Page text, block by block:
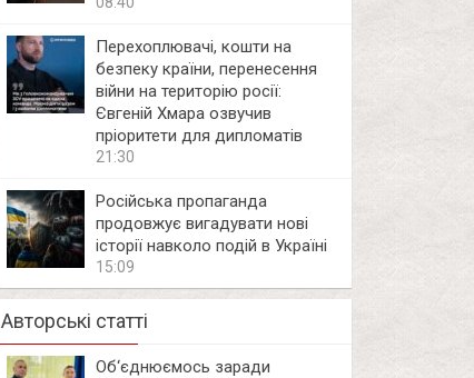
Перехоплювачі, кошти на
безпеку країни, перенесення
війни на територію росії:
Євгеній Хмара озвучив
пріоритети для дипломатів
21:30
Російська пропаганда
продовжує вигадувати нові
історії навколо подій в Україні
15:09
Авторські статті
Об‘єднюємось заради